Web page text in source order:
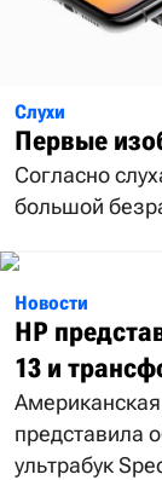
Слухи
Первые
Согласно
большой
Новости
HP
13 и
представила
ультрабук